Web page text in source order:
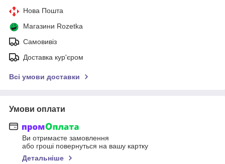
Нова Пошта
Магазини Rozetka
Самовивіз
Доставка кур'єром
Всі умови доставки
Умови оплати
Ви отримаєте замовлення
або гроші повернуться на вашу картку
Детальніше